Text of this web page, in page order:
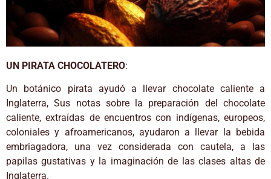
UN PIRATA CHOCOLATERO:
Un botánico pirata ayudó a llevar chocolate caliente a
Inglaterra, Sus notas sobre la preparación del chocolate
caliente, extraídas de encuentros con indígenas, europeos,
coloniales y afroamericanos, ayudaron a llevar la bebida
embriagadora, una vez considerada con cautela, a las
papilas gustativas y la imaginación de las clases altas de
Inglaterra.